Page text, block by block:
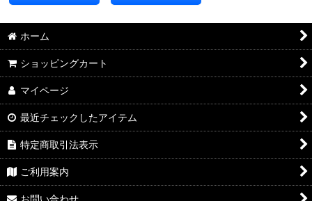
ホーム
ショッピングカート
マイページ
最近チェックしたアイテム
特定商取引法表示
ご利用案内
お問い合わせ